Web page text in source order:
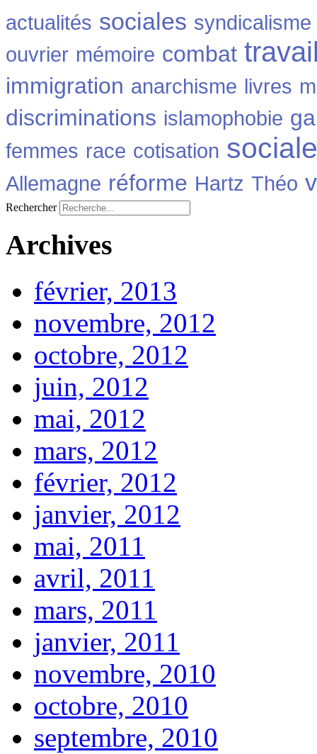
actualités sociales syndicalisme
ouvrier mémoire combat
immigration anarchisme livres
discriminations islamophobie
femmes race cotisation sociale
Allemagne réforme Hartz Théo
Rechercher
Archives
février, 2013
novembre, 2012
octobre, 2012
juin, 2012
mai, 2012
mars, 2012
février, 2012
janvier, 2012
mai, 2011
avril, 2011
mars, 2011
janvier, 2011
novembre, 2010
octobre, 2010
septembre, 2010